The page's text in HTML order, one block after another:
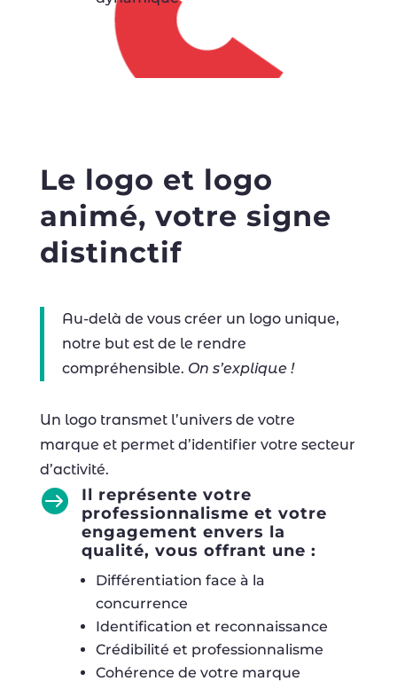
Le logo et logo
animé, votre signe
distinctif
Au-delà de vous créer un logo unique,
notre but est de le rendre
compréhensible. On s’explique !
Un logo transmet l’univers de votre
marque et permet d’identifier votre secteur
d’activité.

Il représente votre
professionnalisme et votre
engagement envers la
qualité, vous offrant une :
Différentiation face à la
concurrence
Identification et reconnaissance
Crédibilité et professionnalisme
Cohérence de votre marque